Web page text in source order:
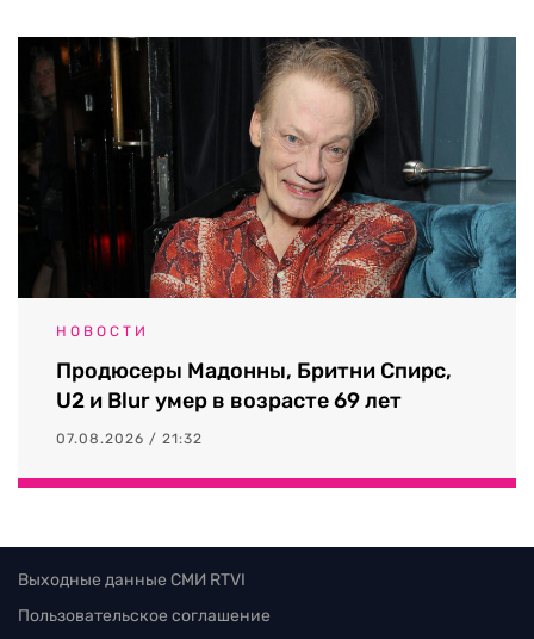
НОВОСТИ
Продюсеры Мадонны, Бритни Спирс,
U2 и Blur умер в возрасте 69 лет
07.08.2026 / 21:32
Выходные данные СМИ RTVI
Пользовательское соглашение